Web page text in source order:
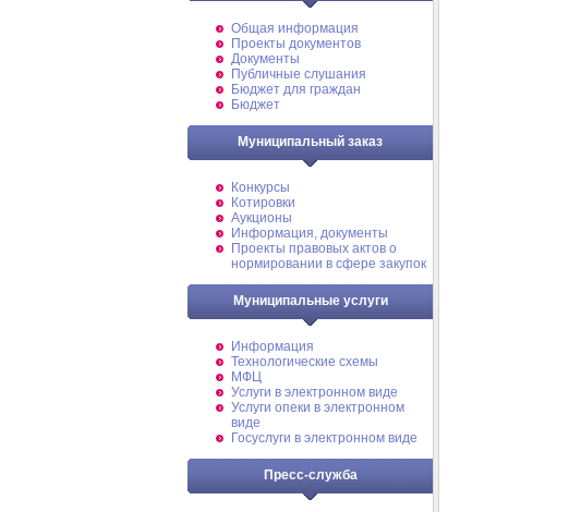
Общая информация
Проекты документов
Документы
Публичные слушания
Бюджет для граждан
Бюджет
Муниципальный заказ
Конкурсы
Котировки
Аукционы
Информация, документы
Проекты правовых актов о
нормировании в сфере закупок
Муниципальные услуги
Информация
Технологические схемы
МФЦ
Услуги в электронном виде
Услуги опеки в электронном
виде
Госуслуги в электронном виде
Пресс-служба